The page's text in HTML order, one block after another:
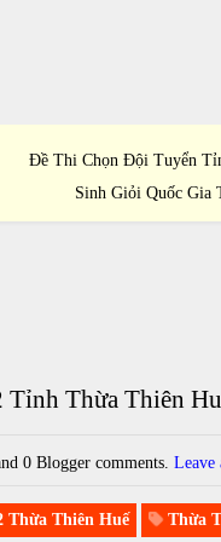
Đề Thi Chọn Đội Tuyển
Sinh Giỏi Quốc Gia
Thừa Thiên
0 Blogger comments.Leave
Thừa Thiên Huế Thừa